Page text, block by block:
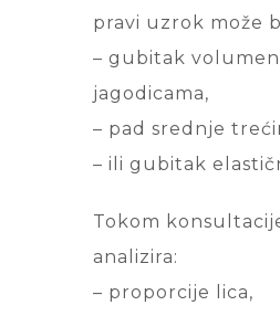
pravi uzrok može
– gubitak
jagodicama,
– pad srednje
– ili gubitak
Tokom
analizira:
– proporcije lica,